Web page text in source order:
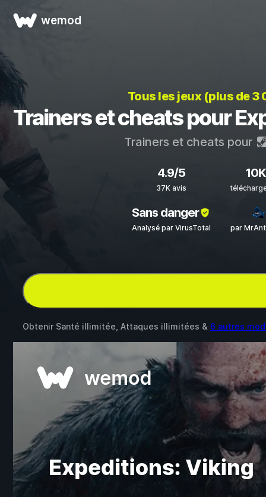
wemod
Tous les jeux (plus de
Trainers et cheats pour
Trainers et cheats pour
4.9/5
37K avis
Sans danger
Analysé par VirusTotal par
Obtenir Santé illimitée, Attaques illimitées & 6 autres